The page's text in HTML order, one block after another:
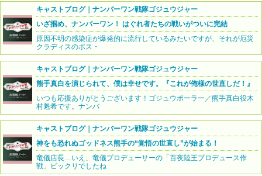
キャストブログ｜ナンバーワン戦隊ゴジュウジャー
いざ掴め、ナンバーワン！ はぐれ者たちの戦いがついに完結
原因不明の感染症が爆発的に流行しているみたいですが、それが厄災
クラディスのボス・
キャストブログ｜ナンバーワン戦隊ゴジュウジャー
熊手真白を演じられて、僕は幸せです。『これが俺様の世直しだ！』
いつも応援ありがとうございます！ゴジュウポーラー／熊手真白役木
村魁希です。ナンバ
キャストブログ｜ナンバーワン戦隊ゴジュウジャー
神をも恐れぬゴッドネス熊手の“覚悟の世直し”が始まる！
竜儀店長…いえ、竜儀プロデューサーの「百夜陸王プロデュース作
戦」ビックリでしたね